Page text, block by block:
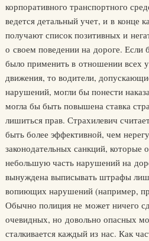
корпоративного транспортного
ведется детальный учет, и в конце
получают список позитивных и
о своем поведении на дороге.
было применить в отношении всех
движения, то водители,
нарушений, могли бы понести
могла бы быть повышена ставка
лишиться прав. Страхилевич
быть более эффективной, чем
законодательных санкций, которые
небольшую часть нарушений на
вынуждена выписывать штрафы
вопиющих нарушений (например,
Обычно полиция не может ничего
очевидных, но довольно опасных
сталкивается каждый из нас. Как